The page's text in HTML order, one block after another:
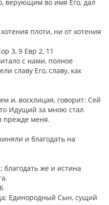
верующим во имя Его, дал
плоти, ни от хотения
3, 9 Евр 2, 11
с нами, полное
славу Его, славу, как
и, восклицая, говорит: Сей
Идущий за мною стал
прежде меня.
и благодать на
же и истина
Единородный Сын, сущий